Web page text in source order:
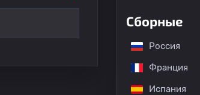
Сборные
Россия
Франция
Испания